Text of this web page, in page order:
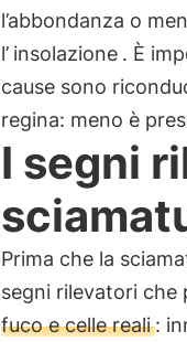
l’abbondanza o
l’ insolazione . È
cause sono
regina: meno è
I segni
Prima che la
segni rilevatori che
fuco e celle reali: